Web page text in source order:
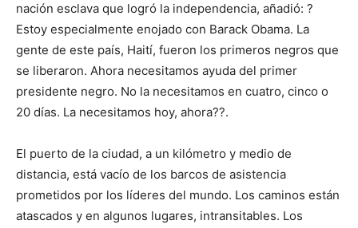
nación esclava que logró la independencia, añadió: ?
Estoy especialmente enojado con Barack Obama. La
gente de este país, Haití, fueron los primeros negros que
se liberaron. Ahora necesitamos ayuda del primer
presidente negro. No la necesitamos en cuatro, cinco o
20 días. La necesitamos hoy, ahora??.
El puerto de la ciudad, a un kilómetro y medio de
distancia, está vacío de los barcos de asistencia
prometidos por los líderes del mundo. Los caminos están
atascados y en algunos lugares, intransitables. Los